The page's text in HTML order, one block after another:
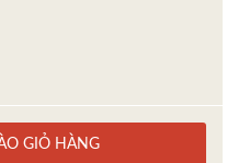
GIỎ HÀNG